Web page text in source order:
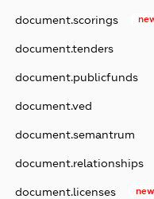
document.scorings
document.tenders
document.publicfunds
document.ved
document.semantrum
document.relationships
document.licenses